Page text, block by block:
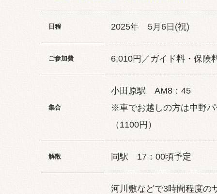
日程 2025年 5月6日(祝)
ご参加費 6,010円／ガイド料・保険
集合
小田原駅 AM8：45
※車でお越しの方は中野
（1100円）
解散 同駅 17：00頃予定
河川敷などで3時間程度の